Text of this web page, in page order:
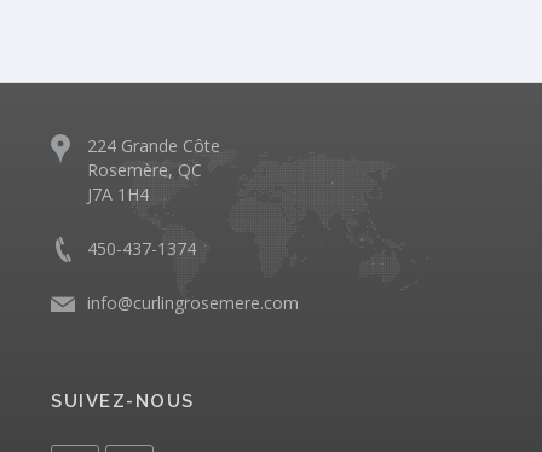
224 Grande Côte
Rosemère, QC
J7A 1H4
450-437-1374
info@curlingrosemere.com
SUIVEZ-NOUS